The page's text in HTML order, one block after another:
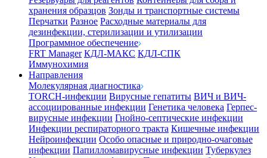
хранения образцов Зонды и транспортные системы
Перчатки Разное Расходные материалы для
дезинфекции, стерилизации и утилизации
Программное обеспечение
FRT Manager КДЛ-МАКС КДЛ-СПК
Иммунохимия
Направления
Молекулярная диагностика
TORCH-инфекции Вирусные гепатиты ВИЧ и ВИЧ-
ассоциированные инфекции Генетика человека Герпес-
вирусные инфекции Гнойно-септические инфекции
Инфекции респираторного тракта Кишечные инфекции
Нейроинфекции Особо опасные и природно-очаговые
инфекции Папилломавирусные инфекции Туберкулез